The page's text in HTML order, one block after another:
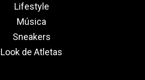
Lifestyle
Música
Sneakers
Look de Atletas